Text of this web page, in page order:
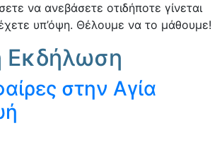
να ανεβάσετε οτιδήποτε γίνεται
υπ’όψη. Θέλουμε να το μάθουμε!
Εκδήλωση
στην Αγία